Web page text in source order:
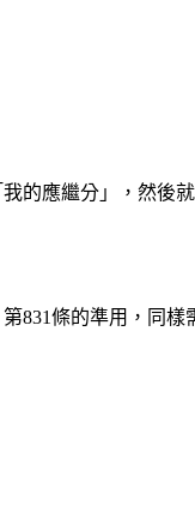
的應繼分」，然後
831條的準用，同樣